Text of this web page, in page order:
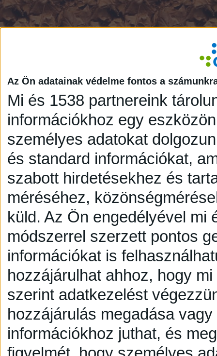
Az Ön adatainak védelme fontos a
Mi és 1538 partnereink
információkhoz egy
személyes adatokat
és standard információkat,
szabott hirdetésekhez és
méréséhez,
küld. Az Ön engedélyével mi
módszerrel szerzett pontos
információkat is
hozzájárulhat ahhoz, hogy
szerint adatkezelést
hozzájárulás megadása
információkhoz juthat, és